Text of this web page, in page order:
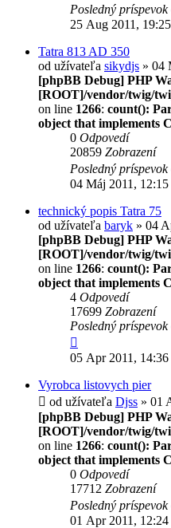
Posledný príspevok
25 Aug 2011, 19:25
Tatra 813 AD 350
od užívateľa sikydjs » 04
[phpBB Debug] PHP
[ROOT]/vendor/twig/
on line 1266: count():
object that implements
0 Odpovedí
20859 Zobrazení
Posledný príspevok
04 Máj 2011, 12:15
technický popis Tatra 75
od užívateľa baryk » 04
[phpBB Debug] PHP
[ROOT]/vendor/twig/
on line 1266: count():
object that implements
4 Odpovedí
17699 Zobrazení
Posledný príspevok
05 Apr 2011, 14:36
Vyrobca listovych pier
od užívateľa Djss » 01
[phpBB Debug] PHP
[ROOT]/vendor/twig/
on line 1266: count():
object that implements
0 Odpovedí
17712 Zobrazení
Posledný príspevok
01 Apr 2011, 12:24